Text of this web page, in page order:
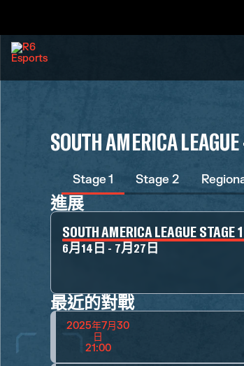
SOUTH AMERICA
Stage 1 Stage 2
進展
SOUTH AMERICA LEAGUE STAGE 1
6月14日 - 7月27日
最近的對戰
2025年7月30
日
21:00